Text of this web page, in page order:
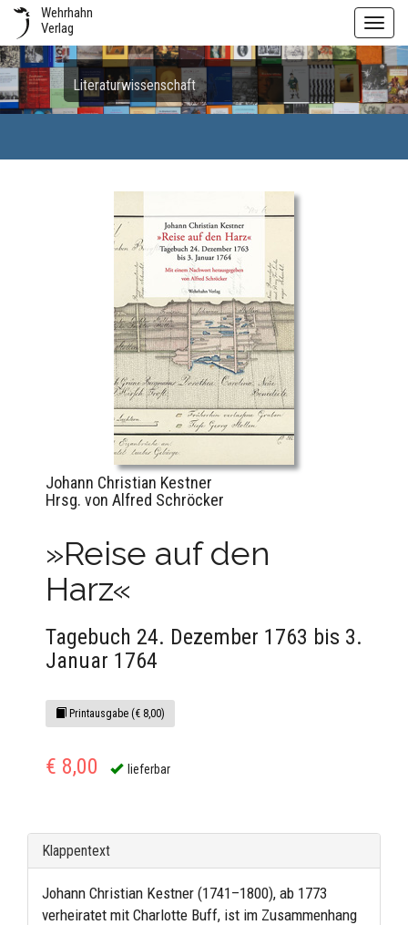
Wehrhahn
Verlag
Literaturwissenschaft
Johann Christian Kestner
Hrsg. von Alfred Schröcker
»Reise auf den
Harz«
Tagebuch 24. Dezember 1763 bis 3.
Januar 1764
Printausgabe (€ 8,00)
€ 8,00 lieferbar
Klappentext
Johann Christian Kestner (1741–1800), ab 1773
verheiratet mit Charlotte Buff, ist im Zusammenhang